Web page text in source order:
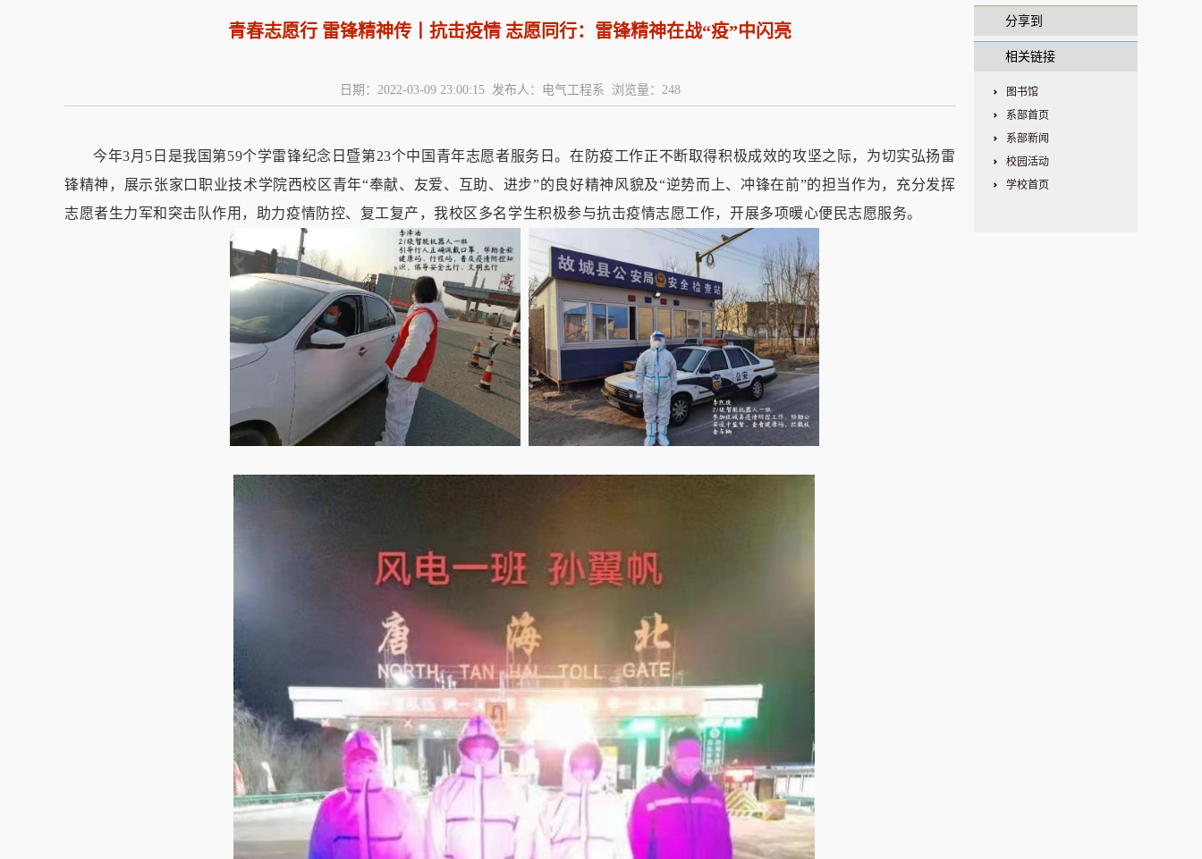
青春志愿行 雷锋精神传丨抗击疫情 志愿同行：雷锋精神在战“疫”中闪亮
日期：2022-03-09 23:00:15 发布人：电气工程系 浏览量： 248
今年3月 5 日是我国第59个学雷锋纪念日暨第23个中国青年志愿者服务日。在防疫工作正不断取得积极成效的攻坚之际，为切实弘扬雷
锋精神，展示张家口职业技术学院西校区青年“奉献、友爱、互助、进步”的良好精神风貌及“逆势而上、冲锋在前”的担当作为，充分发挥
志愿者生力军和突击队作用，助力疫情防控、复工复产，我校区多名学生积极参与抗击疫情志愿工作，开展多项暖心便民志愿服务。
分享到
相关链接
图书馆
系部首页
系部新闻
校园活动
学校首页